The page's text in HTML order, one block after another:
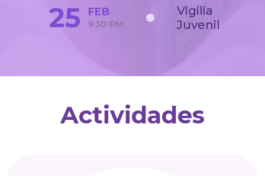
25 FEB
9:30 PM
Vigilia
Juvenil
Actividades